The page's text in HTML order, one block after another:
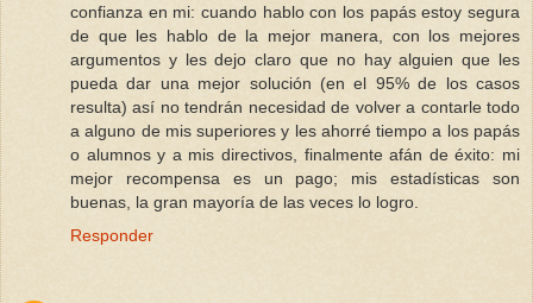
confianza en mi: cuando hablo con los papás estoy segura
de que les hablo de la mejor manera, con los mejores
argumentos y les dejo claro que no hay alguien que les
pueda dar una mejor solución (en el 95% de los casos
resulta) así no tendrán necesidad de volver a contarle todo
a alguno de mis superiores y les ahorré tiempo a los papás
o alumnos y a mis directivos, finalmente afán de éxito: mi
mejor recompensa es un pago; mis estadísticas son
buenas, la gran mayoría de las veces lo logro.
Responder